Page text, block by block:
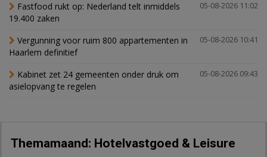
05-08-2026 11:02
Fastfood rukt op: Nederland telt inmiddels
19.400 zaken
05-08-2026 10:41
Vergunning voor ruim 800 appartementen in
Haarlem definitief
05-08-2026 09:43
Kabinet zet 24 gemeenten onder druk om
asielopvang te regelen
Themamaand: Hotelvastgoed & Leisure